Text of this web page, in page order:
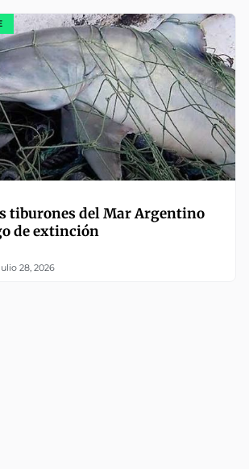
tiburones del Mar Argentino
de extinción
julio 28, 2026